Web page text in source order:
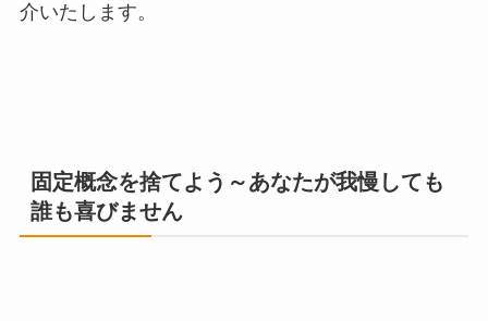
介いたします。
固定概念を捨てよう～あなたが我慢しても
誰も喜びません